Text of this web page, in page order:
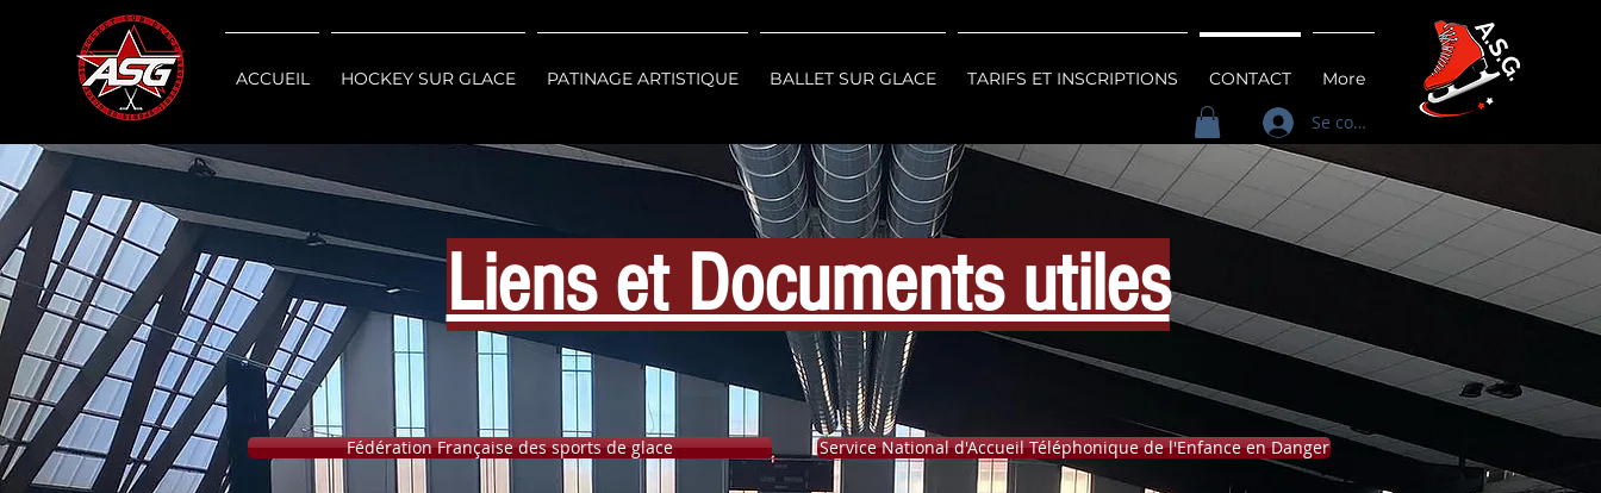
ACCUEIL HOCKEY SUR GLACE PATINAGE ARTISTIQUE BALLET SUR GLACE TARIFS ET INSCRIPTIONS CONTACT More
Se connecter
Liens et Documents utiles
Fédération Française des sports de glace Service National d'Accueil Téléphonique de l'Enfance en Danger